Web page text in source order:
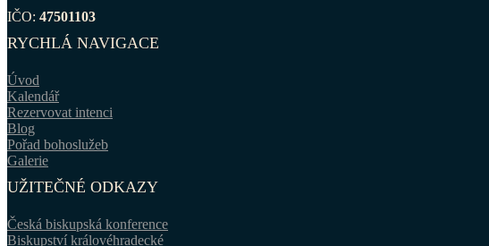
IČO: 47501103
RYCHLÁ NAVIGACE
Úvod
Kalendář
Rezervovat intenci
Blog
Pořad bohoslužeb
Galerie
UŽITEČNÉ ODKAZY
Česká biskupská konference
Biskupství královéhradecké